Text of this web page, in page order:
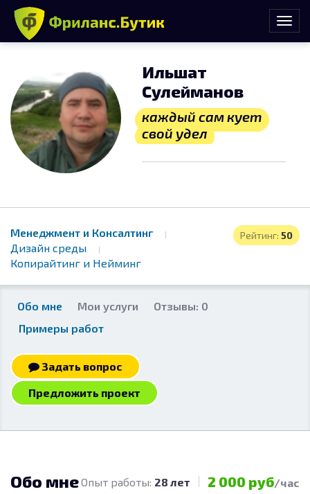
Ильшат
Сулейманов
каждый сам кует
свой удел
Рейтинг: 50
Менеджмент и Консалтинг
Дизайн среды
Копирайтинг и Нейминг
Обо мне Мои услуги
Отзывы: 0
Примеры работ
Задать вопрос
Предложить проект
Обо мнеОпыт работы: 28 лет 2 000 руб/час